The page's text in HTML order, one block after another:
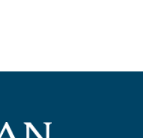
19mm/7,4gr